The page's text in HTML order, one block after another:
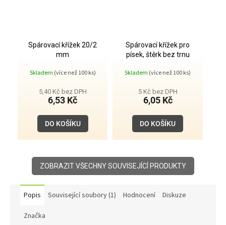
Spárovací křížek 20/2
mm
Skladem (více než 100 ks)
5,40 Kč bez DPH
6,53 Kč
DO KOŠÍKU
Spárovací křížek pro
písek, štěrk bez trnu
Skladem (více než 100 ks)
5 Kč bez DPH
6,05 Kč
DO KOŠÍKU
ZOBRAZIT VŠECHNY SOUVISEJÍCÍ PRODUKTY
Popis Související soubory (1) Hodnocení Diskuze
Značka